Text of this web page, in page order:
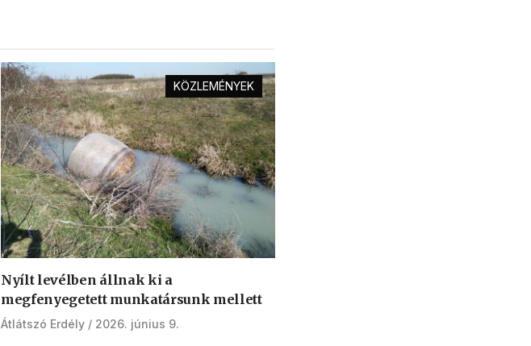
KÖZLEMÉNYEK
Nyílt levélben állnak ki a
megfenyegetett munkatársunk mellett
Átlátszó Erdély 2026. június 9.